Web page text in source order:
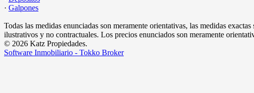
· Galpones
Todas las medidas enunciadas son meramente orientativas, las medidas
ilustrativos y no contractuales. Los precios enunciados son meramente
© 2026 Katz Propiedades.
Software Inmobiliario - Tokko Broker